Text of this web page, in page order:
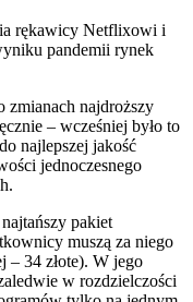
rękawicy Netflixowi i
pandemii rynek
zmianach najdroższy
– wcześniej było to
najlepszej jakość
jednoczesnego
pakiet
muszą za niego
– 34 złote). W jego
w rozdzielczości